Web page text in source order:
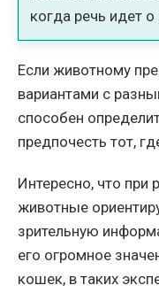
когда речь идет
Если животному
вариантами с
способен
предпочесть тот,
Интересно, что
животные
зрительную
его огромное
кошек, в таких